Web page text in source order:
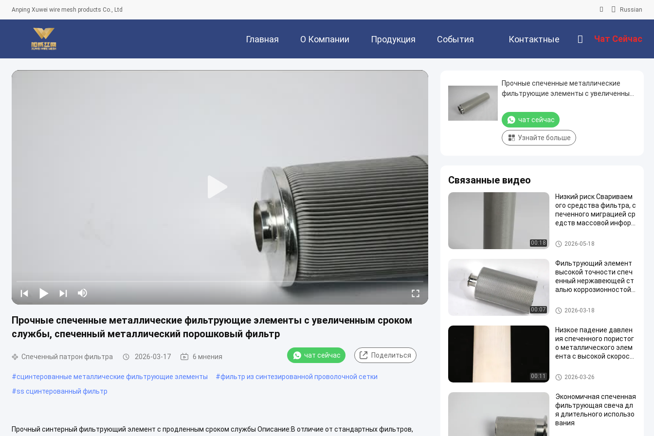
Anping Xuwei wire mesh products Co., Ltd Russian
Главная О Компании Продукция События Контактные Чат Сейчас
Прочные спеченные металлические фильтрующие элементы с увеличенным сроком
службы, спеченный металлический порошковый фильтр
Спеченный патрон фильтра 2026-03-17 6 мнения чат сейчас Поделиться
#сцинтерованные металлические фильтрующие элементы #фильтр из синтезированной проволочной сетки
#ss сцинтерованный фильтр
Прочный синтерный фильтрующий элемент с продленным сроком службы Описание:В отличие от стандартных фильтров,
Прочные спеченные металлические
фильтрующие элементы с увеличенным
металлический порошковый фильтр
чат сейчас
Узнайте больше
Связанные видео
00:18
Низкий риск Свариваем
ого средства фильтра, с
печенного миграцией ср
едств массовой информ
на заказ сборки
Спеченный патрон фильтра
2026-05-18
00:07
Фильтрующий элемент
высокой точности спеч
енный нержавеющей ст
алью коррозионностойк
Спеченный патрон фильтра
2026-03-18
00:11
Низкое падение давлен
ия спеченного пористог
о металлического элем
ента с высокой скорост
Спеченный патрон фильтра
2026-03-26
Экономичная спеченная
фильтрующая свеча дл
я длительного использо
вания